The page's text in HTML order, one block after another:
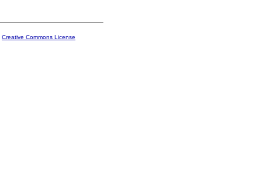
Creative Commons License